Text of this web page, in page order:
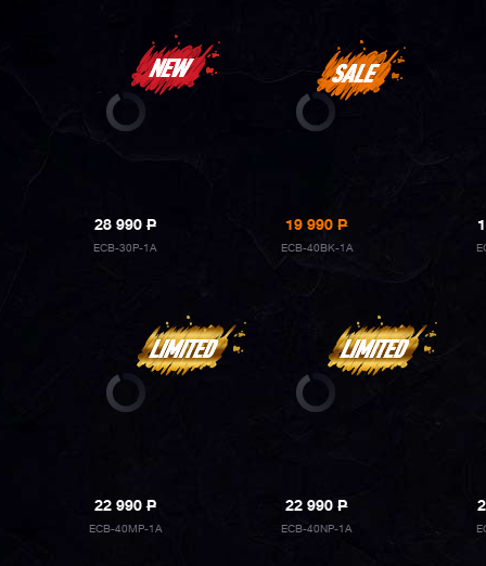
28 990P
ECB-30P-1A
19 990P
ECB-40BK-1A
22 990P
ECB-40MP-1A
22 990P
ECB-40NP-1A